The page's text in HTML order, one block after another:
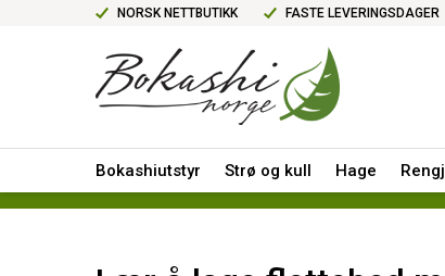
NORSK NETTBUTIKK FASTE LEVERINGSDAGER
Bokashiutstyr Strø og kull Hage